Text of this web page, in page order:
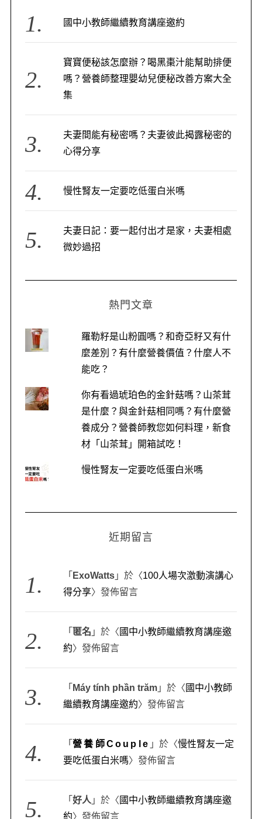
國中小教師繼續教育講座邀約
寶寶便秘該怎麼辦？喝黑棗汁能幫助排便
嗎？營養師整理嬰幼兒便秘改善方案大全
集
夫妻間能有秘密嗎？夫妻彼此揭露秘密的
心得分享
慢性腎友一定要吃低蛋白米嗎
夫妻日記：要一起付出才是家，夫妻相處
微妙過招
熱門文章
羅勒籽是山粉圓嗎？和奇亞籽又有什
麼差別？有什麼營養價值？什麼人不
能吃？
你有看過琥珀色的金針菇嗎？山茶茸
是什麼？與金針菇相同嗎？有什麼營
養成分？營養師教您如何料理，新食
材「山茶茸」開箱試吃！
慢性腎友一定要吃低蛋白米嗎
近期留言
「 ExoWatts 」於〈100人場次激動演講心
得分享〉發佈留言
「 匿名 」於〈 國中小教師繼續教育講座邀
約〉發佈留言
「 Máy tính phần trăm 」於〈 國中小教師
繼續教育講座邀約〉發佈留言
「營養師Couple 」於〈慢性腎友一定
要吃低蛋白米嗎〉發佈留言
「好人 」於〈 國中小教師繼續教育講座邀
約〉發佈留言
c
h